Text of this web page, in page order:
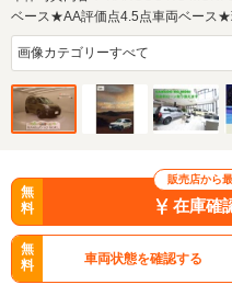
ベース★AA評価点4.5点車両ベース
ー正規ディーラーにて…
販売店から
無
料
在庫確
無
料
車両状態を確認する